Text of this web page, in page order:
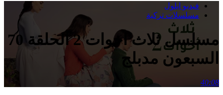
فيديو ايلول
مسلسلات تركية
مسلسل ثلاث اخوات 2 الحلقة 70
السبعون مدبلج
40:08